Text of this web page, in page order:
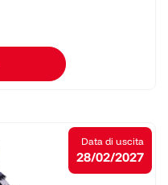
Data di uscita
28/02/2027